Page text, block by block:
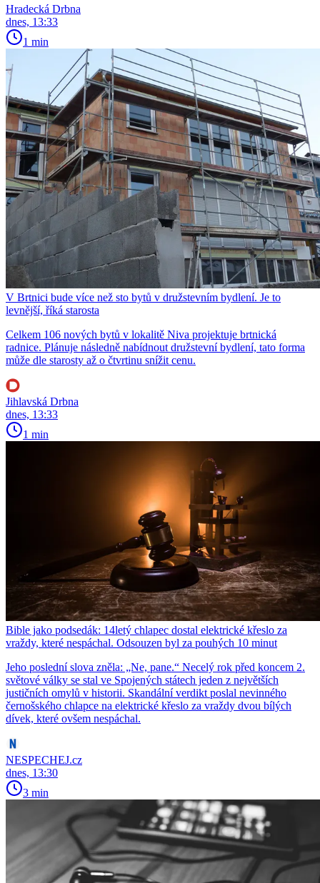
Hradecká Drbna
dnes, 13:33
1 min
V Brtnici bude více než sto bytů v družstevním bydlení. Je to
levnější, říká starosta
Celkem 106 nových bytů v lokalitě Niva projektuje brtnická
radnice. Plánuje následně nabídnout družstevní bydlení, tato forma
může dle starosty až o čtvrtinu snížit cenu.
Jihlavská Drbna
dnes, 13:33
1 min
Bible jako podsedák: 14letý chlapec dostal elektrické křeslo za
vraždy, které nespáchal. Odsouzen byl za pouhých 10 minut
Jeho poslední slova zněla: „Ne, pane.“ Necelý rok před koncem 2.
světové války se stal ve Spojených státech jeden z největších
justičních omylů v historii. Skandální verdikt poslal nevinného
černošského chlapce na elektrické křeslo za vraždy dvou bílých
dívek, které ovšem nespáchal.
NESPECHEJ.cz
dnes, 13:30
3 min